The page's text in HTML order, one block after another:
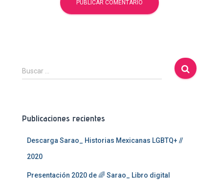
B
u
r
Buscar …
Publicaciones recientes
Descarga Sarao_ Historias Mexicanas LGBTQ+ //
2020
Presentación 2020 de 🌈 Sarao_ Libro digital